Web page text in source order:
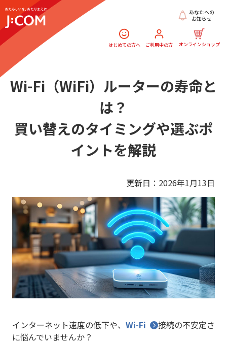
はじめての方へ ご利用中の方 オンラインショップ
あなたへの
お知らせ
Wi-Fi（WiFi）ルーターの寿命と
は？
買い替えのタイミングや選ぶポ
イントを解説
更新日：2026年1月13日
インターネット速度の低下や、 Wi-Fi
接続の不安定さ
に悩んでいませんか？